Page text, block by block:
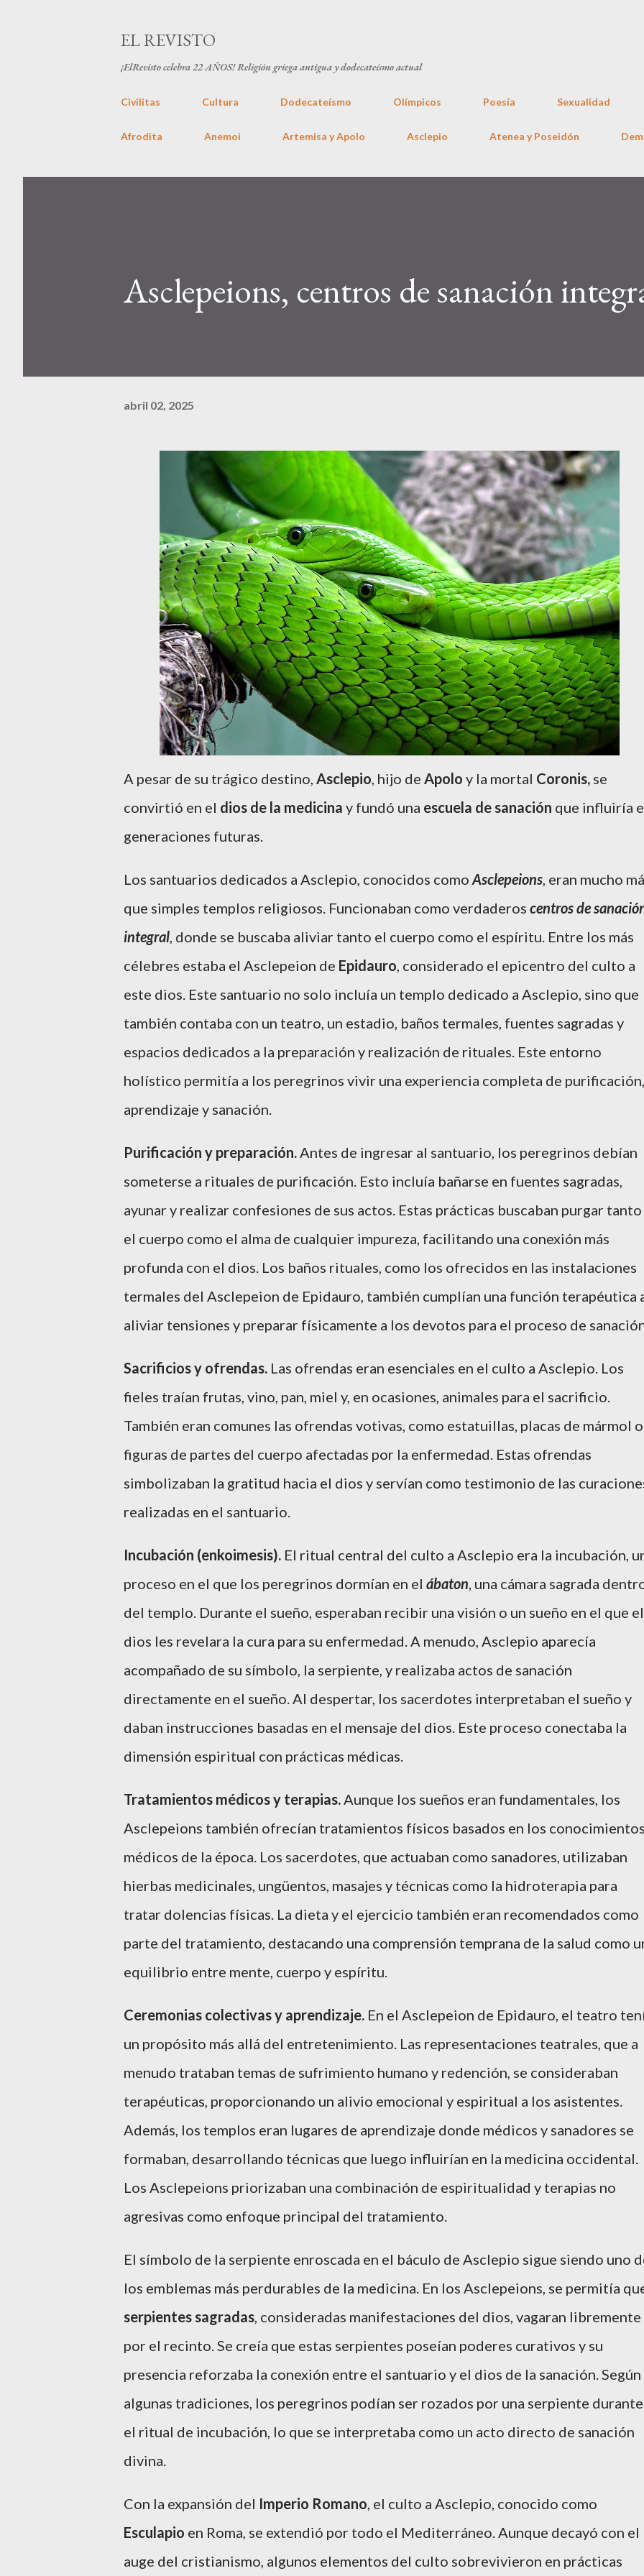
EL REVISTO
¡ElRevisto celebra22 AÑOS! Religión griega antigua y dodecateísmo actual
Civilitas Cultura Dodecateísmo Olímpicos Poesía Sexualidad
Afrodita Anemoi Artemisa y Apolo Asclepio Atenea y Poseidón
Asclepeions, centros de sanación
abril 02, 2025
A pesar de su trágico destino, Asclepio, hijo de Apolo y la mortal Coronis, se
convirtió en el dios de la medicina y fundó una escuela de sanación que influiría
generaciones futuras.
Los santuarios dedicados a Asclepio, conocidos como Asclepeions, eran mucho
que simples templos religiosos. Funcionaban como verdaderos centros de
integral, donde se buscaba aliviar tanto el cuerpo como el espíritu. Entre los más
célebres estaba el Asclepeion de Epidauro, considerado el epicentro del culto a
este dios. Este santuario no solo incluía un templo dedicado a Asclepio, sino que
también contaba con un teatro, un estadio, baños termales, fuentes sagradas y
espacios dedicados a la preparación y realización de rituales. Este entorno
holístico permitía a los peregrinos vivir una experiencia completa de purificación,
aprendizaje y sanación.
Purificación y preparación.Antes de ingresar al santuario, los peregrinos debían
someterse a rituales de purificación. Esto incluía bañarse en fuentes sagradas,
ayunar y realizar confesiones de sus actos. Estas prácticas buscaban purgar tanto
el cuerpo como el alma de cualquier impureza, facilitando una conexión más
profunda con el dios. Los baños rituales, como los ofrecidos en las instalaciones
termales del Asclepeion de Epidauro, también cumplían una función terapéutica
aliviar tensiones y preparar físicamente a los devotos para el proceso de
Sacrificios y ofrendas. Las ofrendas eran esenciales en el culto a Asclepio. Los
fieles traían frutas, vino, pan, miel y, en ocasiones, animales para el sacrificio.
También eran comunes las ofrendas votivas, como estatuillas, placas de mármol o
figuras de partes del cuerpo afectadas por la enfermedad. Estas ofrendas
simbolizaban la gratitud hacia el dios y servían como testimonio de las
realizadas en el santuario.
Incubación (enkoimesis). El ritual central del culto a Asclepio era la incubación,
proceso en el que los peregrinos dormían en el ábaton, una cámara sagrada
del templo. Durante el sueño, esperaban recibir una visión o un sueño en el que el
dios les revelara la cura para su enfermedad. A menudo, Asclepio aparecía
acompañado de su símbolo, la serpiente, y realizaba actos de sanación
directamente en el sueño. Al despertar, los sacerdotes interpretaban el sueño y
daban instrucciones basadas en el mensaje del dios. Este proceso conectaba la
dimensión espiritual con prácticas médicas.
Tratamientos médicos y terapias.Aunque los sueños eran fundamentales, los
Asclepeions también ofrecían tratamientos físicos basados en los
médicos de la época. Los sacerdotes, que actuaban como sanadores, utilizaban
hierbas medicinales, ungüentos, masajes y técnicas como la hidroterapia para
tratar dolencias físicas. La dieta y el ejercicio también eran recomendados como
parte del tratamiento, destacando una comprensión temprana de la salud como
equilibrio entre mente, cuerpo y espíritu.
Ceremonias colectivas y aprendizaje. En el Asclepeion de Epidauro, el teatro
un propósito más allá del entretenimiento. Las representaciones teatrales, que a
menudo trataban temas de sufrimiento humano y redención, se consideraban
terapéuticas, proporcionando un alivio emocional y espiritual a los asistentes.
Además, los templos eran lugares de aprendizaje donde médicos y sanadores se
formaban, desarrollando técnicas que luego influirían en la medicina occidental.
Los Asclepeions priorizaban una combinación de espiritualidad y terapias no
agresivas como enfoque principal del tratamiento.
El símbolo de la serpiente enroscada en el báculo de Asclepio sigue siendo uno
los emblemas más perdurables de la medicina. En los Asclepeions, se permitía
serpientes sagradas, consideradas manifestaciones del dios, vagaran libremente
por el recinto. Se creía que estas serpientes poseían poderes curativos y su
presencia reforzaba la conexión entre el santuario y el dios de la sanación. Según
algunas tradiciones, los peregrinos podían ser rozados por una serpiente durante
el ritual de incubación, lo que se interpretaba como un acto directo de sanación
divina.
Con la expansión del Imperio Romano, el culto a Asclepio, conocido como
Esculapio en Roma, se extendió por todo el Mediterráneo. Aunque decayó con el
auge del cristianismo, algunos elementos del culto sobrevivieron en prácticas